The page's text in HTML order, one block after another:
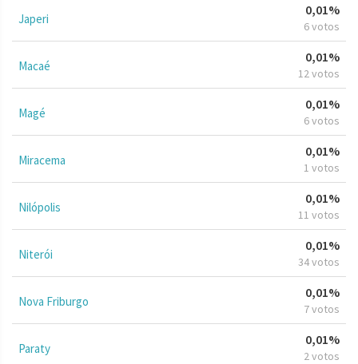
Japeri
0,01%
6 votos
Macaé
0,01%
12 votos
Magé
0,01%
6 votos
Miracema
0,01%
1 votos
Nilópolis
0,01%
11 votos
Niterói
0,01%
34 votos
Nova Friburgo
0,01%
7 votos
Paraty
0,01%
2 votos